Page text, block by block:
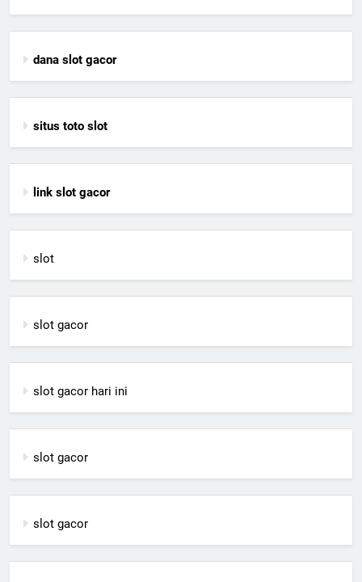
dana slot gacor
situs toto slot
link slot gacor
slot
slot gacor
slot gacor hari ini
slot gacor
slot gacor